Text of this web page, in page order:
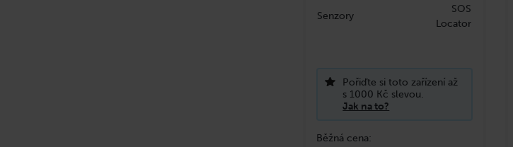
Senzory
SOS
Locator
Pořiďte si toto zařízení až
s 1000 Kč slevou.
Jak na to?